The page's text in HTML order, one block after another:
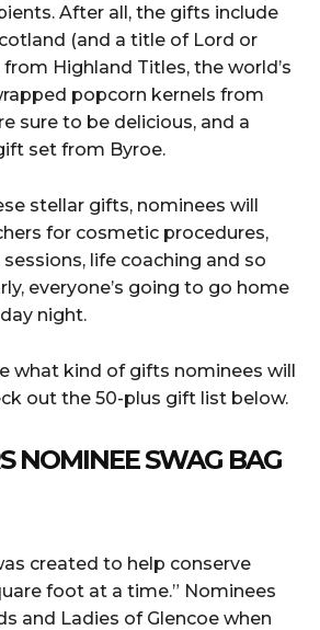
After all, the gifts include
(and a title of Lord or
Highland Titles, the world’s
popcorn kernels from
sure to be delicious, and a
set from Byroe.
stellar gifts, nominees will
for cosmetic procedures,
life coaching and so
everyone’s going to go home
night.
what kind of gifts nominees will
out the 50-plus gift list below.
NOMINEE SWAG BAG
created to help conserve
foot at a time.” Nominees
and Ladies of Glencoe when